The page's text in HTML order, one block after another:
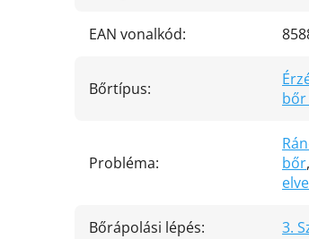
EAN vonalkód:
Bőrtípus:
bőr
Probléma:
bőr,
Bőrápolási lépés: 3.